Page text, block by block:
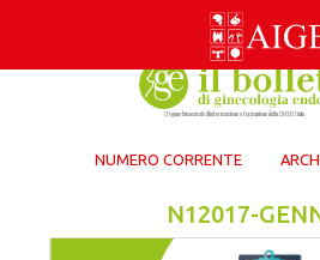
NUMERO CORRENTE
N12017-